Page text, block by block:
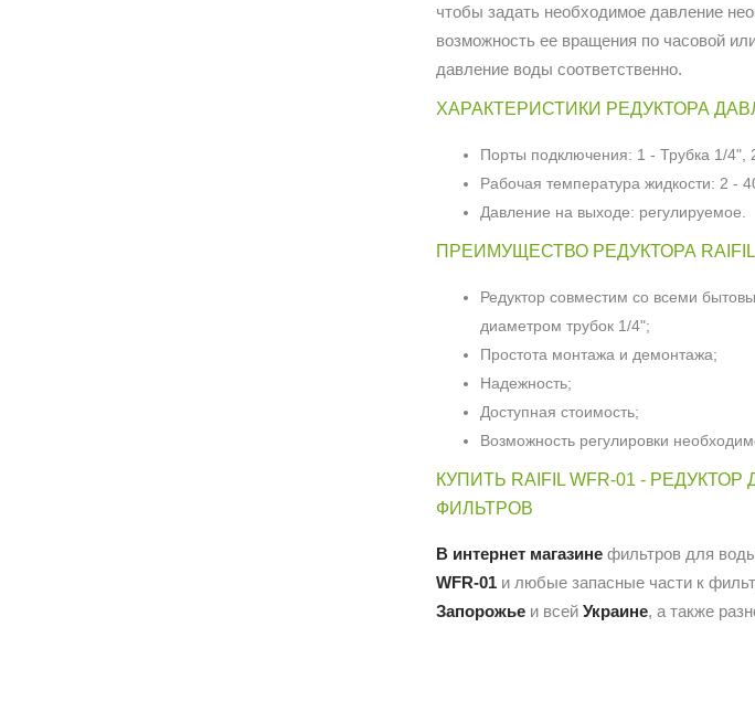
чтобы задать необходимое давление
возможность ее вращения по часовой
давление воды соответственно.
ХАРАКТЕРИСТИКИ РЕДУКТОРА
Порты подключения: 1 - Трубка 1/4",
Рабочая температура жидкости: 2 -
Давление на выходе: регулируемое.
ПРЕИМУЩЕСТВО РЕДУКТОРА RAIFIL
Редуктор совместим со всеми
диаметром трубок 1/4";
Простота монтажа и демонтажа;
Надежность;
Доступная стоимость;
Возможность регулировки
КУПИТЬ RAIFIL WFR-01 -
ФИЛЬТРОВ
В интернет магазине фильтров для
WFR-01 и любые запасные части к
Запорожье и всейУкраине, а также